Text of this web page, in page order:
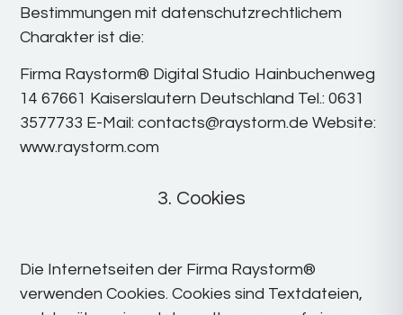
Bestimmungen mit datenschutzrechtlichem
Charakter ist die:
Firma Raystorm® Digital Studio Hainbuchenweg
14 67661 Kaiserslautern Deutschland Tel.: 0631
3577733 E-Mail: contacts@raystorm.de Website:
www.raystorm.com
3. Cookies
Die Internetseiten der Firma Raystorm®
verwenden Cookies. Cookies sind Textdateien,